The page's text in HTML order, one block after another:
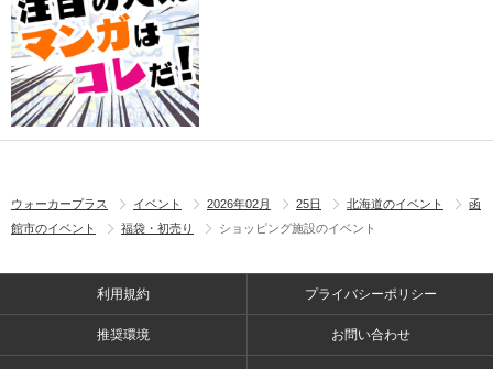
ウォーカープラス イベント 2026年02月 25日 北海道のイベント
函
館市のイベント
福袋・初売り ショッピング施設のイベント
利用規約 プライバシーポリシー
推奨環境 お問い合わせ